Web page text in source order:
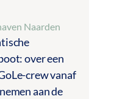
Naarden
over een
crew vanaf
aan de